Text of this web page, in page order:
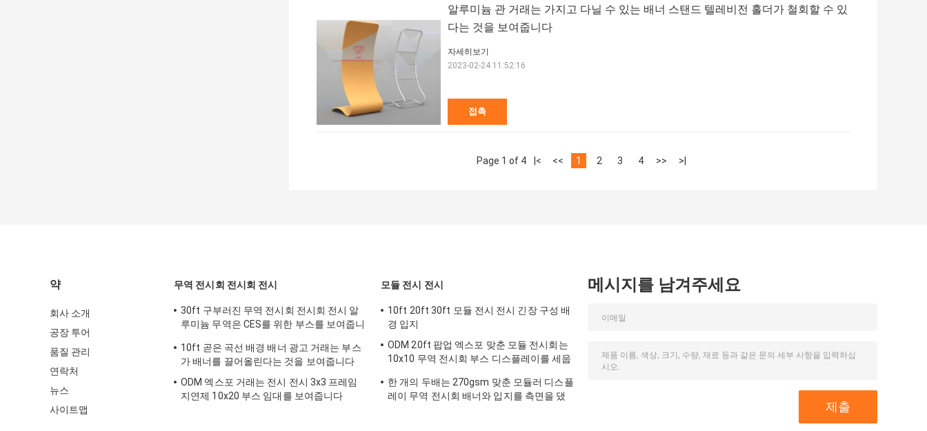
알루미늄 관 거래는 가지고 다닐 수 있는 배너 스탠드 텔레비전 홀더가 철회할 수 있
다는 것을 보여줍니다
접촉
자세히보기
2023-02-24 11:52:16
Page 1 of 4 |< << 1 2 3 4 >> >|
약
회사 소개
공장 투어
품질 관리
연락처
뉴스
사이트맵
무역 전시회 전시회 전시
30ft 구부러진 무역 전시회 전시회 전시 알
루미늄 무역은 CES를 위한 부스를 보여줍니
10ft 곧은 곡선 배경 배너 광고 거래는 부스
가 배너를 끌어올린다는 것을 보여줍니다
ODM 엑스포 거래는 전시 전시 3x3 프레임
지연제 10x20 부스 임대를 보여줍니다
모듈 전시 전시
10ft 20ft 30ft 모듈 전시 전시 긴장 구성 배
경 입지
ODM 20ft 팝업 엑스포 맞춘 모듈 전시회는
10x10 무역 전시회 부스 디스플레이를 세웁
한 개의 두배는 270gsm 맞춘 모듈러 디스플
레이 무역 전시회 배너와 입지를 측면을 댔
메시지를 남겨주세요